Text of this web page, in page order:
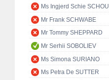
Ms Ingjerd Schie SCHOU
Mr Frank SCHWABE
Mr Tommy SHEPPARD
Mr Serhii SOBOLIEV
Ms Simona SURIANO
Ms Petra De SUTTER